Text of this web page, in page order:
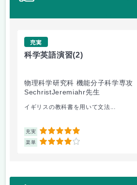
充実
科学英語演習(2)
物理科学研究科 機能分子科学専攻
SechristJeremiahr先生
イギリスの教科書を用いて文法...
充実 5
楽単 4